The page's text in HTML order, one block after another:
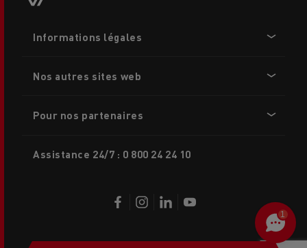
menu
Informations légales
Nos autres sites web
Pour nos partenaires
Assistance 24/7 : 0 800 24 24 10
1